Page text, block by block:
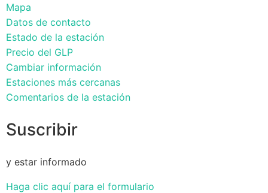
Mapa
Datos de contacto
Estado de la estación
Precio del GLP
Cambiar información
Estaciones más cercanas
Comentarios de la estación
Suscribir
y estar informado
Haga clic aquí para el formulario